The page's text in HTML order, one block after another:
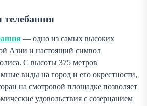
телебашня
— одно из самых высоких
Азии и настоящий символ
С высоты 375 метров
виды на город и его окрестности,
на смотровой площадке позволяет
удовольствия с созерцанием